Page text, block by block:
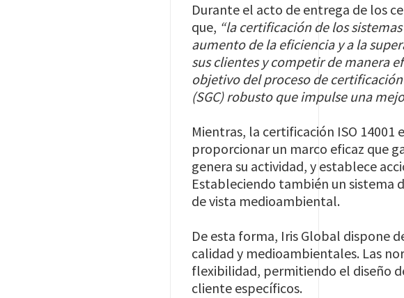
Durante el acto de entrega de los
que, “la certificación de los
aumento de la eficiencia y a la
sus clientes y competir de manera
objetivo del proceso de
(SGC) robusto que impulse una
Mientras, la certificación ISO
proporcionar un marco eficaz que
genera su actividad, y establece
Estableciendo también un sistema
de vista medioambiental.
De esta forma, Iris Global dispone
calidad y medioambientales. Las
flexibilidad, permitiendo el diseño
cliente específicos.